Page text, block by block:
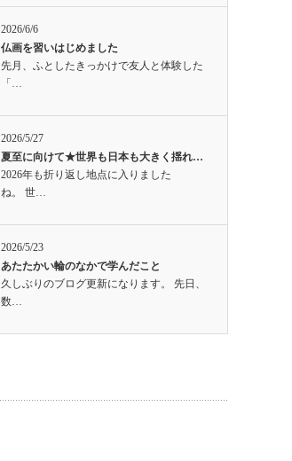
2026/6/6
仏画を習いはじめました
先月、ふとしたきっかけで友人と体験した
「…
2026/5/27
夏至に向けて★世界も日本も大きく揺れ…
2026年も折り返し地点に入りました
ね。 世…
2026/5/23
あたたかい輪のなかで学んだこと
久しぶりのブログ更新になります。 先日、
数…